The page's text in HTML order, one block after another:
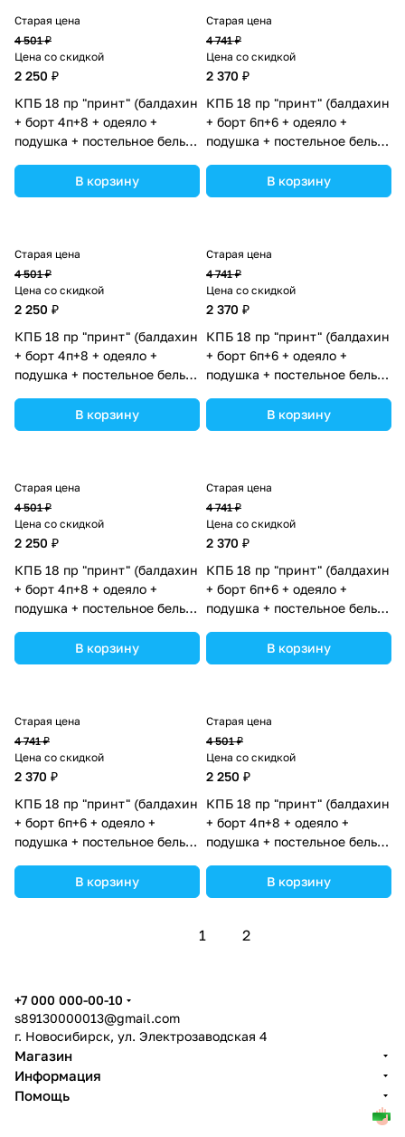
Старая цена
4 501 ₽
Цена со скидкой
2 250 ₽
КПБ 18 пр "принт" (балдахин
+ борт 4п+8 + одеяло +
подушка + постельное белье
(№П207_4а8_03) цвета в
ассортименте.
В корзину
Старая цена
4 741 ₽
Цена со скидкой
2 370 ₽
КПБ 18 пр "принт" (балдахин
+ борт 6п+6 + одеяло +
подушка + постельное белье
(№П207_05) цвета в
ассортименте.
В корзину
Старая цена
4 501 ₽
Цена со скидкой
2 250 ₽
КПБ 18 пр "принт" (балдахин
+ борт 4п+8 + одеяло +
подушка + постельное белье
(№П207_4а8_06) цвета в
ассортименте.
В корзину
Старая цена
4 741 ₽
Цена со скидкой
2 370 ₽
КПБ 18 пр "принт" (балдахин
+ борт 6п+6 + одеяло +
подушка + постельное белье
(№П207_09) цвета в
ассортименте.
В корзину
Старая цена
4 501 ₽
Цена со скидкой
2 250 ₽
КПБ 18 пр "принт" (балдахин
+ борт 4п+8 + одеяло +
подушка + постельное белье
(№П207_4а8_05) цвета в
ассортименте.
В корзину
Старая цена
4 741 ₽
Цена со скидкой
2 370 ₽
КПБ 18 пр "принт" (балдахин
+ борт 6п+6 + одеяло +
подушка + постельное белье
(№П207_03) цвета в
ассортименте.
В корзину
Старая цена
4 741 ₽
Цена со скидкой
2 370 ₽
КПБ 18 пр "принт" (балдахин
+ борт 6п+6 + одеяло +
подушка + постельное белье
(№П207_12) цвета в
ассортименте.
В корзину
Старая цена
4 501 ₽
Цена со скидкой
2 250 ₽
КПБ 18 пр "принт" (балдахин
+ борт 4п+8 + одеяло +
подушка + постельное белье
(№П207_4а8) цвета в
ассортименте.
В корзину
1 2
+7 000 000-00-10
s89130000013@gmail.com
г. Новосибирск, ул. Электрозаводская 4
Магазин
Информация
Помощь